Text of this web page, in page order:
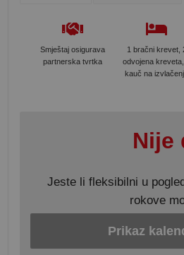
Smještaj osigurava
partnerska tvrtka
1 bračni krevet,
odvojena kreveta,
kauč na
Nije
Jeste li fleksibilni u
rokove
Prikaz